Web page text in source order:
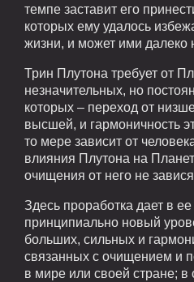
темпе заставит его
которых ему удалось
жизни, и может ими далеко
Трин Плутона требует от
незначительных, но
которых – переход от
высшей, и гармоничность
то мере зависит от
влияния Плутона на
очищения от него не
Здесь проработка дает в
принципиально новый
больших, сильных и
связанных с очищением и
в мире или своей стране; в